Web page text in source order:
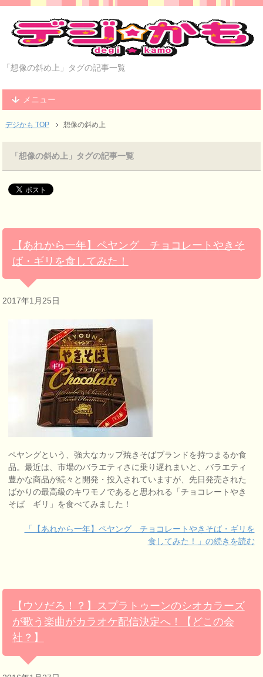
「想像の斜め上」タグの記事一覧
メニュー
デジかも TOP 想像の斜め上
「想像の斜め上」タグの記事一覧
【あれから一年】ペヤング チョコレートやきそ
ば・ギリを食してみた！
2017年1月25日
ペヤングという、強大なカップ焼きそばブランドを持つまるか食
品。最近は、市場のバラエティさに乗り遅れまいと、バラエティ
豊かな商品が続々と開発・投入されていますが、先日発売された
ばかりの最高級のキワモノであると思われる「チョコレートやき
そば ギリ」を食べてみました！
「【あれから一年】ペヤング チョコレートやきそば・ギリを
食してみた！」の続きを読む
【ウソだろ！？】スプラトゥーンのシオカラーズ
が歌う楽曲がカラオケ配信決定へ！【どこの会
社？】